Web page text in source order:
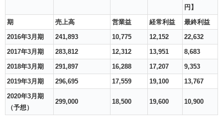
円】
期
売上高 営業益 経常利益
最終利益
2016年3月期
241,893 10,775 12,152
22,632
2017年3月期
283,812 12,312 13,951
8,683
2018年3月期
291,897 16,288 17,207
9,353
2019年3月期
296,695 17,559 19,100
13,767
2020年3月期
（予想）
299,000 18,500 19,600 10,900